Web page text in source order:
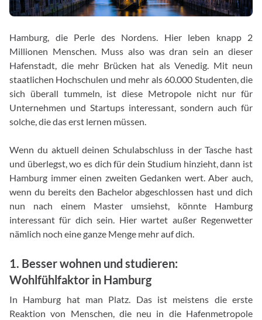
Hamburg, die Perle des Nordens. Hier leben knapp 2
Millionen Menschen. Muss also was dran sein an dieser
Hafenstadt, die mehr Brücken hat als Venedig. Mit neun
staatlichen Hochschulen und mehr als 60.000 Studenten, die
sich überall tummeln, ist diese Metropole nicht nur für
Unternehmen und Startups interessant, sondern auch für
solche, die das erst lernen müssen.
Wenn du aktuell deinen Schulabschluss in der Tasche hast
und überlegst, wo es dich für dein Studium hinzieht, dann ist
Hamburg immer einen zweiten Gedanken wert. Aber auch,
wenn du bereits den Bachelor abgeschlossen hast und dich
nun nach einem Master umsiehst, könnte Hamburg
interessant für dich sein. Hier wartet außer Regenwetter
nämlich noch eine ganze Menge mehr auf dich.
1. Besser wohnen und studieren:
Wohlfühlfaktor in Hamburg
In Hamburg hat man Platz. Das ist meistens die erste
Reaktion von Menschen, die neu in die Hafenmetropole